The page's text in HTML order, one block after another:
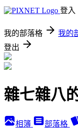
登入
我的部落格 我的
登出
雜七雜八
相簿 部落格